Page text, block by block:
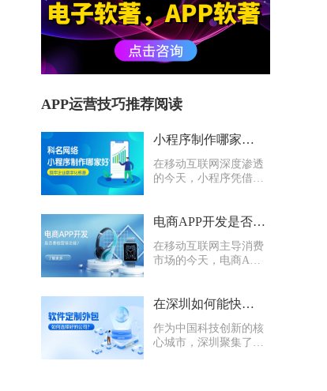
APP运营技巧推荐阅读
小程序制作哪家好？科名网络用专业筑牢企业数字化根基
在移动互联网深度渗透
的今天，小程序凭借轻
打通线上渠道、沉淀私
论是初创商户还是成熟
企业，都纷纷布局小程
电商APP开发是否要多做营销功能
在移动互联网主导消费
市场的今天，电商APP
体。不少企业在开发电
个两难困境：电商APP
开发是否要多做营销功
在深圳如何能快速找到一家优质的软件定制外包公司
作为中国科技创新的核
心城市，深圳聚集了海